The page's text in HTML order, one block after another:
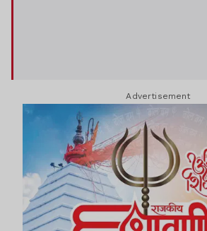
Advertisement